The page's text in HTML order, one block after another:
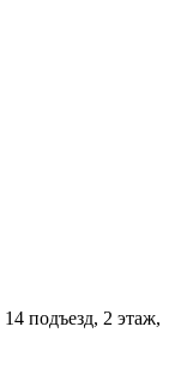
подъезд, 2 этаж,